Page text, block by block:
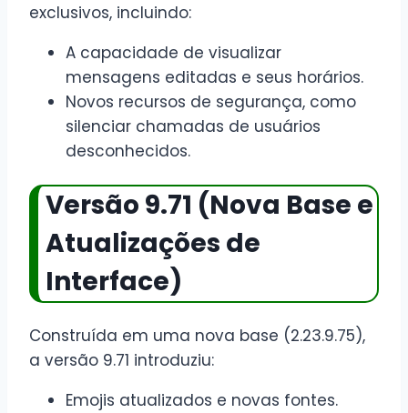
exclusivos, incluindo:
A capacidade de visualizar
mensagens editadas e seus horários.
Novos recursos de segurança, como
silenciar chamadas de usuários
desconhecidos.
Versão 9.71 (Nova Base e
Atualizações de
Interface)
Construída em uma nova base (2.23.9.75),
a versão 9.71 introduziu:
Emojis atualizados e novas fontes.